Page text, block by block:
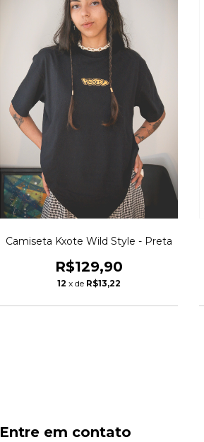
Camiseta Kxote Wild Style - Preta
R$129,90
12 x de R$13,22
Entre em contato